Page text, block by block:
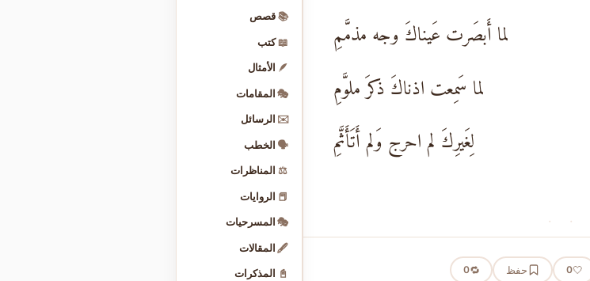
لما أَبصَرت عَيناكَ وجه مذمَّمِ
لما سَمِعت اذناكَ ذكرَ ملوَّمِ
لِغَيرِكَ لم احرج وَلم أَتَأَثَّمِ
· ·
🤍
0 حفظ 🔁
0
📚 قصص
📖 كتب
🪶 الأمثال
🎭 المقامات
✉️ الرسائل
🗣️ الخطب
⚖️ المناظرات
📕 الروايات
🎭 المسرحيات
🖋️ المقالات
📓 المذكرات